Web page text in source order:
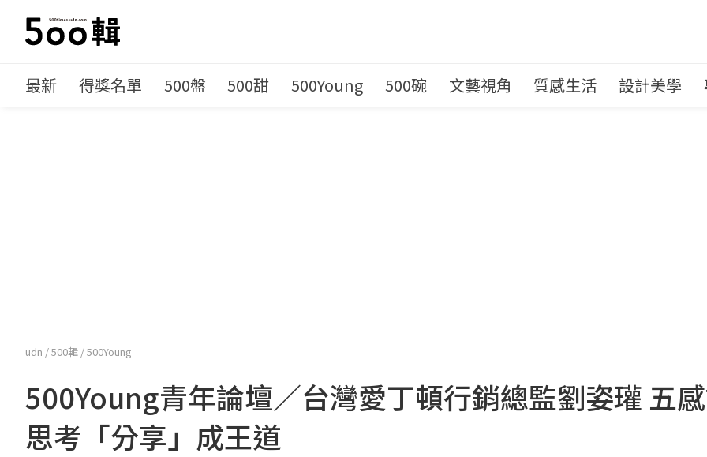
最新 得獎名單 500盤 500甜 500Young 500碗 文藝視角 質感生活 設計美學
udn /500輯 /500Young
500Young青年論壇／台灣愛丁頓行銷總監劉姿瓘 五
思考「分享」成王道